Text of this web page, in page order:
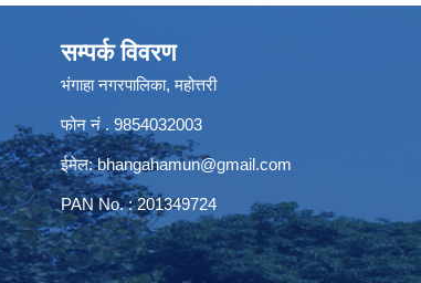
सम्पर्क विवरण
भंगाहा नगरपालिका, महोत्तरी
फोन नं . 9854032003
ईमेल:bhangahamun@gmail.com
PAN No. : 201349724